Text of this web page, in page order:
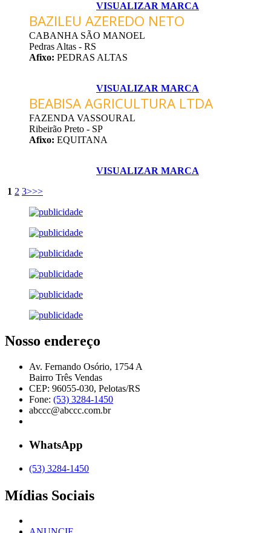
VISUALIZAR MARCA
BAZILEU AZEREDO NETO
CABANHA SÃO MANOEL
Pedras Altas - RS
Afixo: PEDRAS ALTAS
VISUALIZAR MARCA
BEABISA AGRICULTURA LTDA
FAZENDA VASSOURAL
Ribeirão Preto - SP
Afixo: EQUITANA
VISUALIZAR MARCA
1 2 3>>>
Nosso endereço
Av. Fernando Osório, 1754 A
Bairro Três Vendas
CEP: 96055-030, Pelotas/RS
Fone: (53) 3284-1450
abccc@abccc.com.br
WhatsApp
(53) 3284-1450
Mídias Sociais